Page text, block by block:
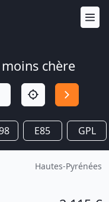
chère
E85 GPL
Hautes-Pyrénées